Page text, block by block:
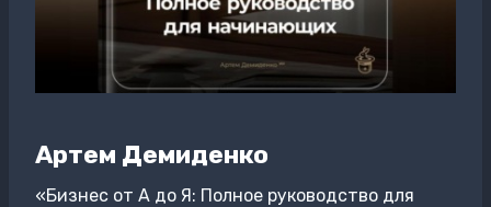
Артем Демиденко
«Бизнес от А до Я: Полное руководство для